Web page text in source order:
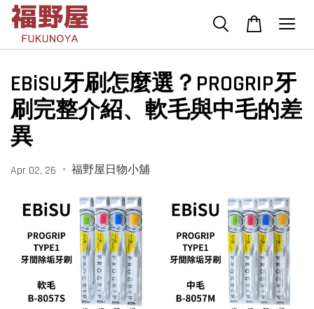
EBiSU牙刷怎麼選？PROGRIP牙
刷完整介紹、軟毛與中毛的差
異
Apr 02, 26 • 福野屋日物小舖